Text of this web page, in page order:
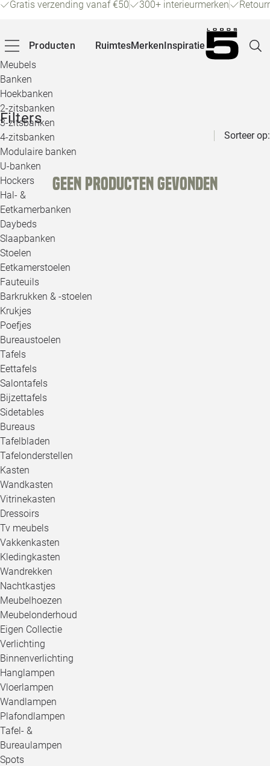
Gratis verzending vanaf €50 300+ interieurmerken
Producten
Meubels
Banken
Hoekbanken
2-zitsbanken
3-zitsbanken
4-zitsbanken
Modulaire banken
U-banken
Hockers
Hal- &
Eetkamerbanken
Daybeds
Slaapbanken
Stoelen
Eetkamerstoelen
Fauteuils
Barkrukken & -stoelen
Krukjes
Poefjes
Bureaustoelen
Tafels
Eettafels
Salontafels
Bijzettafels
Sidetables
Bureaus
Tafelbladen
Tafelonderstellen
Kasten
Wandkasten
Vitrinekasten
Dressoirs
Tv meubels
Vakkenkasten
Kledingkasten
Wandrekken
Nachtkastjes
Meubelhoezen
Meubelonderhoud
Eigen Collectie
Verlichting
Binnenverlichting
Hanglampen
Vloerlampen
Wandlampen
Plafondlampen
Tafel- &
Bureaulampen
Spots
RuimtesMerkenInspiratie
Filters
Sorteer op:
Geen producten gevonden